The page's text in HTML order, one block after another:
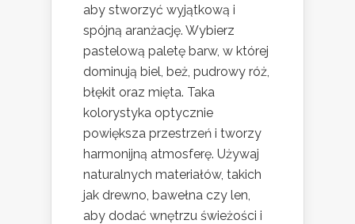
aby stworzyć wyjątkową i
spójną aranżację. Wybierz
pastelową paletę barw, w której
dominują biel, beż, pudrowy róż,
błękit oraz mięta. Taka
kolorystyka optycznie
powiększa przestrzeń i tworzy
harmonijną atmosferę. Używaj
naturalnych materiałów, takich
jak drewno, bawełna czy len,
aby dodać wnętrzu świeżości i